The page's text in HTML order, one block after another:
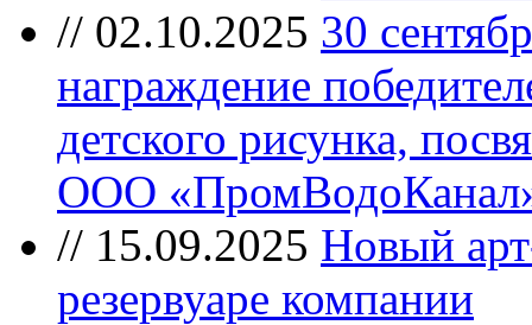
// 02.10.2025 30
награждение
детского рисунка,
ООО
// 15.09.2025 Новый
резервуаре компании